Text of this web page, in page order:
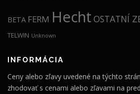
BETA FERM Hecht OSTATNÍ
TELWIN Unknown
INFORMÁCIA
Ceny alebo zľavy uvedené na týchto
zhodovať s cenami alebo zľavami na